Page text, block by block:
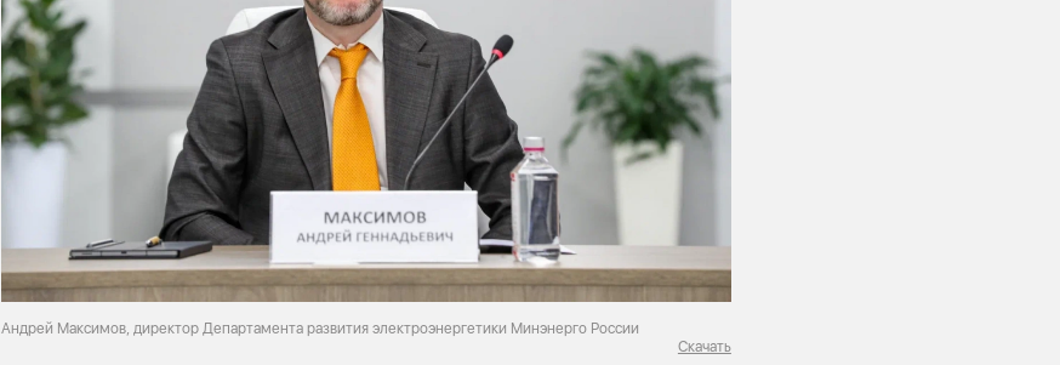
Андрей Максимов, директор Департамента развития электроэнергетики Минэнерго России
Скачать